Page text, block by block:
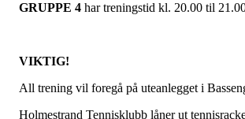
GRUPPE 4 har treningstid kl. 20.00 til
VIKTIG!
All trening vil foregå på uteanlegget i
Holmestrand Tennisklubb låner ut